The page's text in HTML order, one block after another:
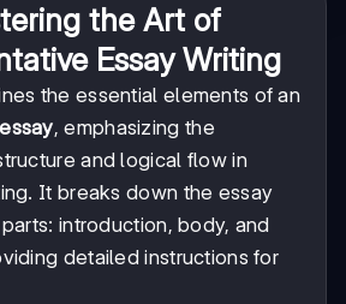
the Art of
Essay Writing
the essential elements of an
, emphasizing the
and logical flow in
It breaks down the essay
introduction, body, and
detailed instructions for